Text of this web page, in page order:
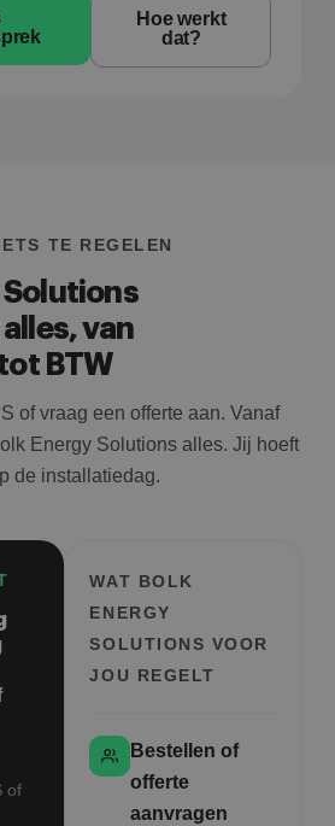
Hoe werkt
dat?
TE REGELEN
Solutions
van
BTW
of vraag een offerte aan. Vanaf
Energy Solutions alles. Jij hoeft
de installatiedag.
of
WAT BOLK
ENERGY
SOLUTIONS VOOR
JOU REGELT
Bestellen of
offerte
aanvragen